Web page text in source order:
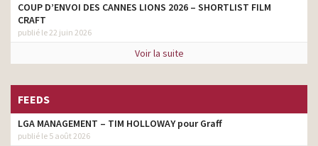
COUP D’ENVOI DES CANNES LIONS 2026 – SHORTLIST FILM
CRAFT
publié le 22 juin 2026
Voir la suite
FEEDS
LGA MANAGEMENT – TIM HOLLOWAY pour Graff
publié le 5 août 2026